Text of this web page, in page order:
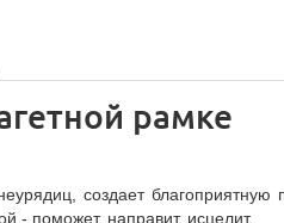
рамке
создает благоприятную
- поможет, направит, исцелит.